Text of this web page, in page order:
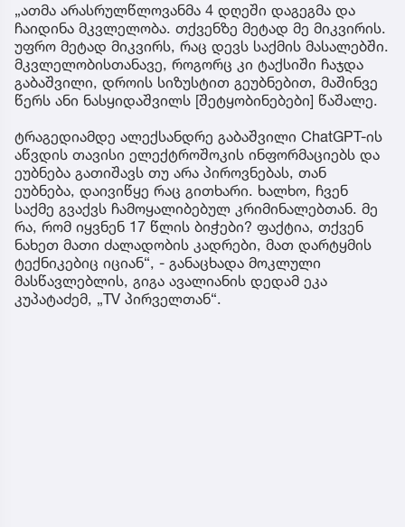
„ათმა არასრულწლოვანმა 4 დღეში დაგეგმა და
ჩაიდინა მკვლელობა. თქვენზე მეტად მე მიკვირის.
უფრო მეტად მიკვირს, რაც დევს საქმის მასალებში.
მკვლელობისთანავე, როგორც კი ტაქსიში ჩაჯდა
გაბაშვილი, დროის სიზუსტით გეუბნებით, მაშინვე
წერს ანი ნასყიდაშვილს [შეტყობინებები] წაშალე.
ტრაგედიამდე ალექსანდრე გაბაშვილი ChatGPT-ის
აწვდის თავისი ელექტროშოკის ინფორმაციებს და
ეუბნება გათიშავს თუ არა პიროვნებას, თან
ეუბნება, დაივიწყე რაც გითხარი. ხალხო, ჩვენ
საქმე გვაქვს ჩამოყალიბებულ კრიმინალებთან. მე
რა, რომ იყვნენ 17 წლის ბიჭები? ფაქტია, თქვენ
ნახეთ მათი ძალადობის კადრები, მათ დარტყმის
ტექნიკებიც იციან“, - განაცხადა მოკლული
მასწავლებლის, გიგა ავალიანის დედამ ეკა
კუპატაძემ, „TV პირველთან“.